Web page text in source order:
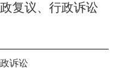
复议、行政诉讼
诉讼